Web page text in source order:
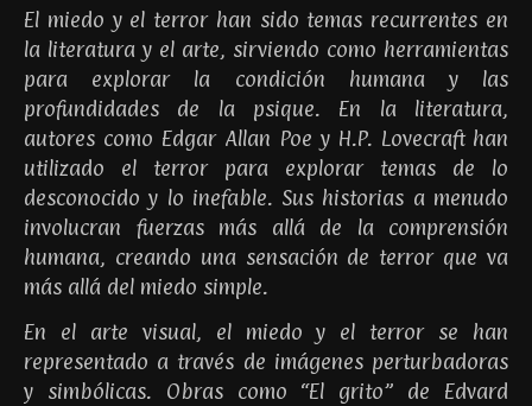
El miedo y el terror han sido temas recurrentes en
la literatura y el arte, sirviendo como herramientas
para explorar la condición humana y las
profundidades de la psique. En la literatura,
autores como Edgar Allan Poe y H.P. Lovecraft han
utilizado el terror para explorar temas de lo
desconocido y lo inefable. Sus historias a menudo
involucran fuerzas más allá de la comprensión
humana, creando una sensación de terror que va
más allá del miedo simple.
En el arte visual, el miedo y el terror se han
representado a través de imágenes perturbadoras
y simbólicas. Obras como “El grito” de Edvard